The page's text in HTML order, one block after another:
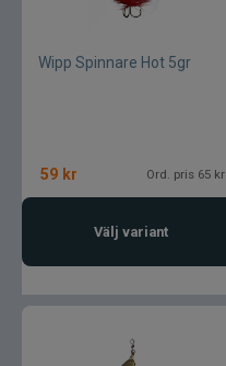
Wipp Spinnare Hot 5gr
59 kr Ord. pris 65 kr
Välj variant